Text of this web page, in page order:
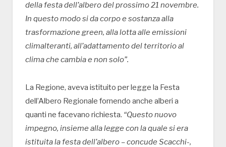
della festa dell’albero del prossimo 21 novembre.
In questo modo si da corpo e sostanza alla
trasformazione green, alla lotta alle emissioni
climalteranti, all’adattamento del territorio al
clima che cambia e non solo”.
La Regione, aveva istituito per legge la Festa
dell’Albero Regionale fornendo anche alberi a
quanti ne facevano richiesta. “Questo nuovo
impegno, insieme alla legge con la quale si era
istituita la festa dell’albero – concude Scacchi-,